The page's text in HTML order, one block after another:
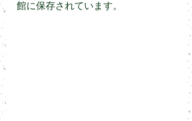
館に保存されています。